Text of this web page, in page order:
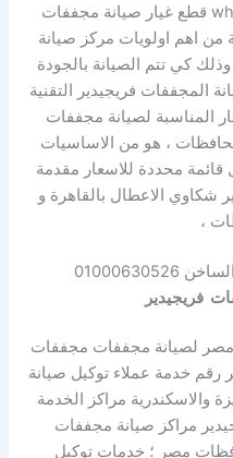
whirlpool Maintenance Washers قطع غيار صيانة مجففات
من اهم اولويات مركز صيانة
كي تتم الصيانة بالجودة
المجففات فريجيدير التقنية
المناسبة لصيانة مجففات
، هو من الاساسيات
قائمة محددة للاسعار مقدمة
شكاوي الاعطال بالقاهرة و
،
فريجيدير
لصيانة مجففات مجففات
رقم خدمة عملاء توكيل صيانة
والاسكندرية مراكز الخدمة
مراكز صيانة مجففات
مصر ؛ خدمات توكيل